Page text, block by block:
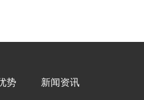
势 新闻资讯